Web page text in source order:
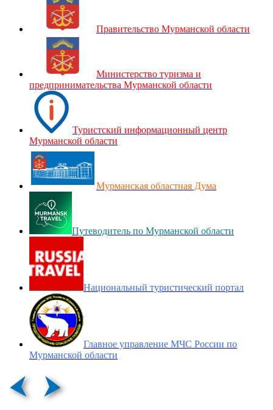
Правительство Мурманской области
Министерство туризма и
предпринимательства Мурманской области
Туристский информационный центр
Мурманской области
Мурманская областная Дума
Путеводитель по Мурманской области
Национальный туристический портал
Главное управление МЧС России по
Мурманской области